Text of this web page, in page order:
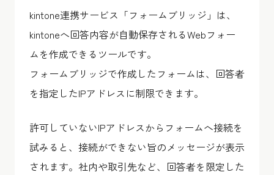
kintone連携サービス「フォームブリッジ」は、
kintoneへ回答内容が自動保存されるWebフォー
ムを作成できるツールです。
フォームブリッジで作成したフォームは、回答者
を指定したIPアドレスに制限できます。
許可していないIPアドレスからフォームへ接続を
試みると、接続ができない旨のメッセージが表示
されます。社内や取引先など、回答者を限定した